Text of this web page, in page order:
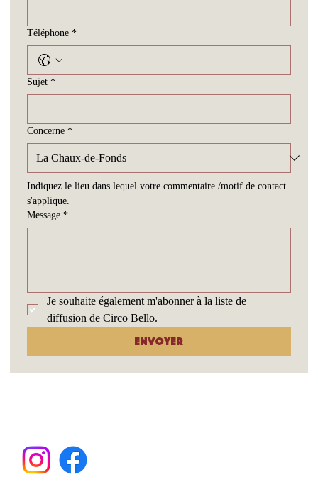
Téléphone *
Sujet *
Concerne *
Indiquez le lieu dans lequel votre commentaire /motif de contact
s'applique.
Message *
Je souhaite également m'abonner à la liste de
diffusion de Circo Bello.
Envoyer